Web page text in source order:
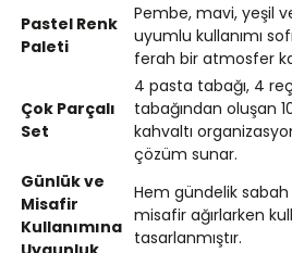
Pastel Renk
Paleti
Pembe, mavi, yeşil
uyumlu kullanımı
ferah bir atmosfer
Çok Parçalı
Set
4 pasta tabağı, 4
tabağından oluşan
kahvaltı
çözüm sunar.
Günlük ve
Misafir
Kullanımına
Hem gündelik
misafir ağırlarken
tasarlanmıştır.